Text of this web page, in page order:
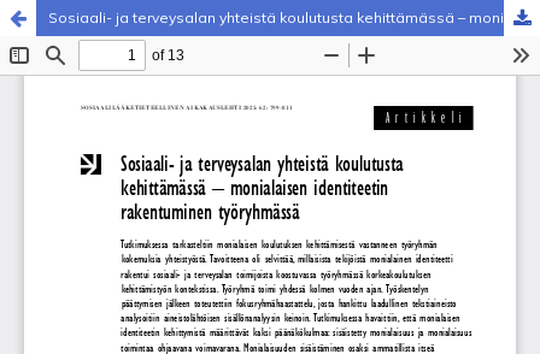
Sosiaali- ja terveysalan yhteistä koulutusta kehittämässä – monialaisen identiteetin rakentuminen työryhmässä
Palvelua ylläpitääTieteellisten seurain valtuuskunta